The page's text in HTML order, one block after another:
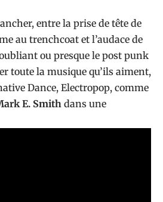
entre la prise de tête de
au trenchcoat et l’audace de
ou presque le post punk
toute la musique qu’ils aiment,
Dance, Electropop, comme
E. Smith dans une